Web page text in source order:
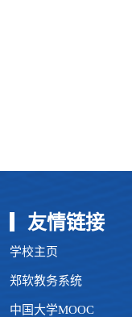
友情链接
学校主页
郑软教务系统
中国大学MOOC